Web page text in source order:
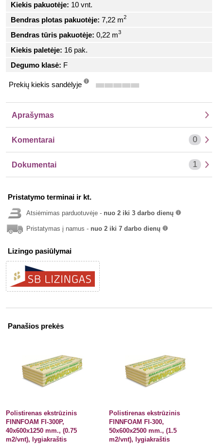
Kiekis pakuotėje: 10 vnt.
Bendras plotas pakuotėje: 7,22 m2
Bendras tūris pakuotėje: 0,22 m3
Kiekis paletėje: 16 pak.
Degumo klasė: F
Prekių kiekis sandėlyje
Aprašymas
Komentarai 0
Dokumentai 1
Pristatymo terminai ir kt.
Atsiėmimas parduotuvėje - nuo 2 iki 3 darbo dienų
Pristatymas į namus - nuo 2 iki 7 darbo dienų
Lizingo pasiūlymai
Panašios prekės
Polistirenas ekstrūzinis
FINNFOAM FI-300P,
40x600x1250 mm., (0.75
m2/vnt), lygiakraštis
Polistirenas ekstrūzinis
FINNFOAM FI-300,
50x600x2500 mm., (1.5
m2/vnt), lygiakraštis